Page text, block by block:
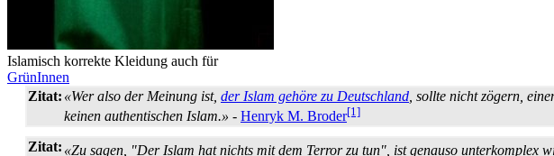
Islamisch korrekte Kleidung auch für
GrünInnen
Zitat: «Wer also der Meinung ist, der Islam gehöre zu Deutschland , sollte nicht zögern,
keinen authentischen Islam.» - Henryk M. Broder[1]
Zitat: «Zu sagen, "Der Islam hat nichts mit dem Terror zu tun", ist genauso unterkomplex